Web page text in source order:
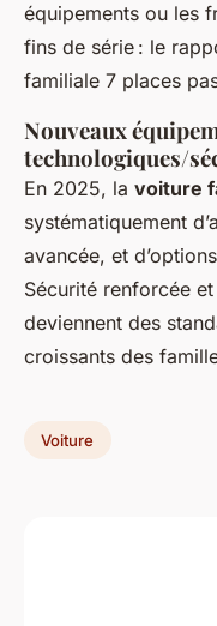
équipements ou les
fins de série : le
familiale 7 places
Nouveaux
technologiques/
En 2025, la voiture
systématiquement
avancée, et
Sécurité renforcée
deviennent des
croissants des
Voiture